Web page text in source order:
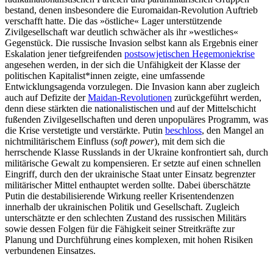
bestand, denen insbesondere die Euromaidan-Revolution Auftrieb
verschafft hatte. Die das »östliche« Lager unterstützende
Zivilgesellschaft war deutlich schwächer als ihr »westliches«
Gegenstück. Die russische Invasion selbst kann als Ergebnis einer
Eskalation jener tiefgreifenden postsowjetischen Hegemoniekrise
angesehen werden, in der sich die Unfähigkeit der Klasse der
politischen Kapitalist*innen zeigte, eine umfassende
Entwicklungsagenda vorzulegen. Die Invasion kann aber zugleich
auch auf Defizite derMaidan-Revolutionen zurückgeführt werden,
denn diese stärkten die nationalistischen und auf der Mittelschicht
fußenden Zivilgesellschaften und deren unpopuläres Programm, was
die Krise verstetigte und verstärkte. Putin beschloss, den Mangel an
nichtmilitärischem Einfluss (soft power), mit dem sich die
herrschende Klasse Russlands in der Ukraine konfrontiert sah, durch
militärische Gewalt zu kompensieren. Er setzte auf einen schnellen
Eingriff, durch den der ukrainische Staat unter Einsatz begrenzter
militärischer Mittel enthauptet werden sollte. Dabei überschätzte
Putin die destabilisierende Wirkung reeller Krisentendenzen
innerhalb der ukrainischen Politik und Gesellschaft. Zugleich
unterschätzte er den schlechten Zustand des russischen Militärs
sowie dessen Folgen für die Fähigkeit seiner Streitkräfte zur
Planung und Durchführung eines komplexen, mit hohen Risiken
verbundenen Einsatzes.